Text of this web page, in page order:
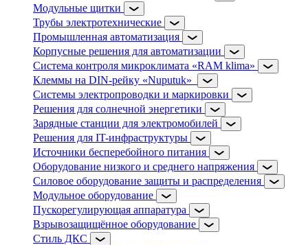
Модульные щитки
Трубы электротехнические
Промышленная автоматизация
Корпусные решения для автоматизации
Система контроля микроклимата «RAM klima»
Клеммы на DIN-рейку «Nuputuk»
Системы электропроводки и маркировки
Решения для солнечной энергетики
Зарядные станции для электромобилей
Решения для IT-инфраструктуры
Источники бесперебойного питания
Оборудование низкого и среднего напряжения
Силовое оборудование защиты и распределения
Модульное оборудование
Пускорегулирующая аппаратура
Взрывозащищённое оборудование
Стиль ДКС